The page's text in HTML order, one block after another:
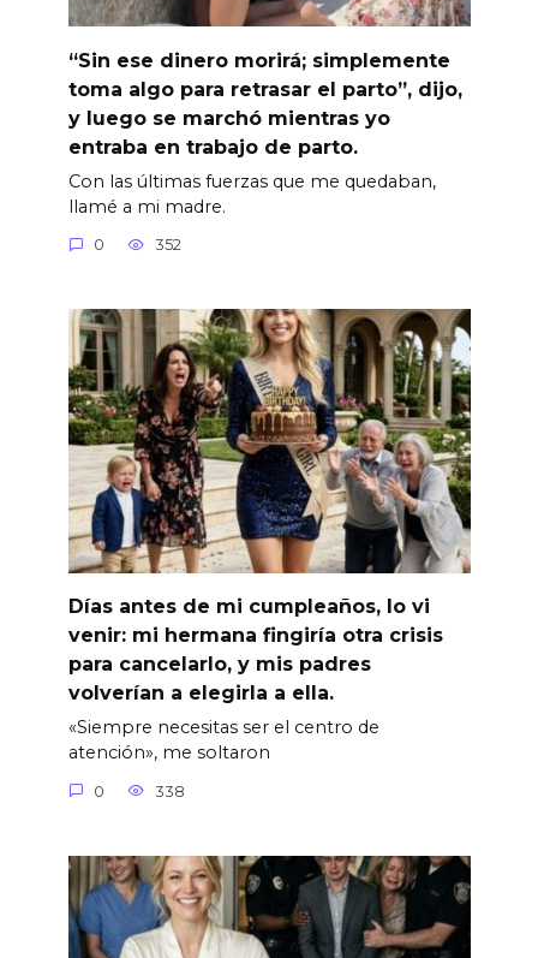
“Sin ese dinero morirá; simplemente
toma algo para retrasar el parto”, dijo,
y luego se marchó mientras yo
entraba en trabajo de parto.
Con las últimas fuerzas que me quedaban,
llamé a mi madre.
0 352
Días antes de mi cumpleaños, lo vi
venir: mi hermana fingiría otra crisis
para cancelarlo, y mis padres
volverían a elegirla a ella.
«Siempre necesitas ser el centro de
atención», me soltaron
0 338